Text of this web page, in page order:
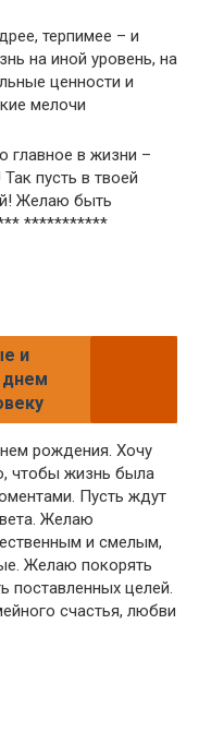
терпимее – и
на иной уровень, на
ценности и
мелочи
главное в жизни –
пусть в твоей
Желаю быть
***********
и
днем
рождения. Хочу
чтобы жизнь была
Пусть ждут
Желаю
и смелым,
Желаю покорять
поставленных целей.
счастья, любви